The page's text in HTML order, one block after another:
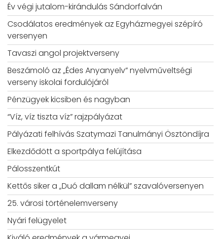
Év végi jutalom-kirándulás Sándorfalván
Csodálatos eredmények az Egyházmegyei szépíró
versenyen
Tavaszi angol projektverseny
Beszámoló az „Édes Anyanyelv” nyelvműveltségi
verseny iskolai fordulójáról
Pénzügyek kicsiben és nagyban
“Víz, víz tiszta víz” rajzpályázat
Pályázati felhívás Szatymazi Tanulmányi Ösztöndíjra
Elkezdődött a sportpálya felújítása
Pálosszentkút
Kettős siker a „Duó dallam nélkül” szavalóversenyen
25. városi történelemverseny
Nyári felügyelet